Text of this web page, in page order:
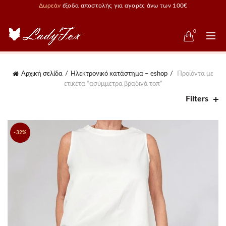
Δωρεάν έξοδα αποστολής για αγορές άνω των 100€
0
Αρχική σελίδα Ηλεκτρονικό κατάστημα – eshop
Προϊόντα με
ετικέτα “ασύμμετρα βραδινά τοπ”
Filters
-32%